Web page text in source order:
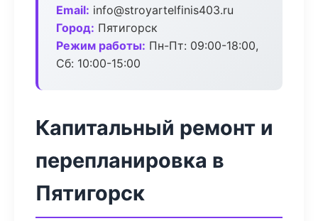
Email: info@stroyartelfinis403.ru
Город: Пятигорск
Режим работы: Пн-Пт: 09:00-18:00,
Сб: 10:00-15:00
Капитальный ремонт и
перепланировка в
Пятигорск